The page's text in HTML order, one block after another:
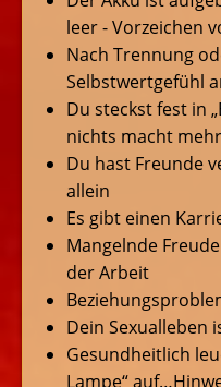
leer - Vorzeichen
Nach Trennung
Selbstwertgefühl
Du steckst fest in
nichts macht
Du hast Freunde
allein
Es gibt einen
Mangelnde
der Arbeit
Dein Sexualleben
Gesundheitlich
Lampe“